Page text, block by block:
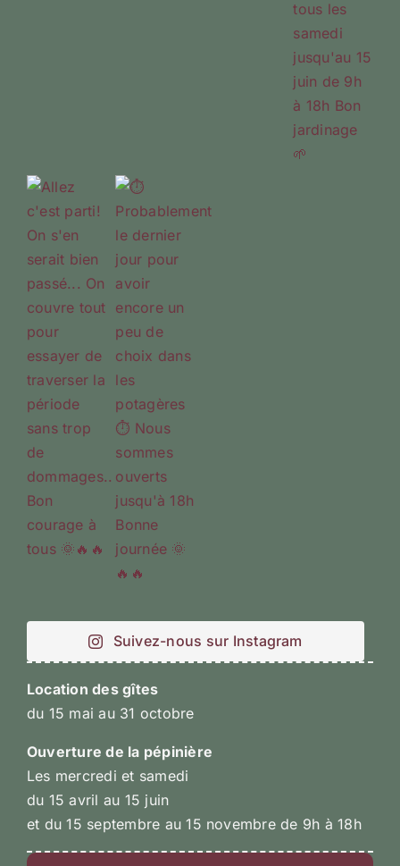
Suivez-nous sur Instagram
Location des gîtes
du 15 mai au 31 octobre
Ouverture de la pépinière
Les mercredi et samedi
du 15 avril au 15 juin
et du 15 septembre au 15 novembre de 9h à 18h